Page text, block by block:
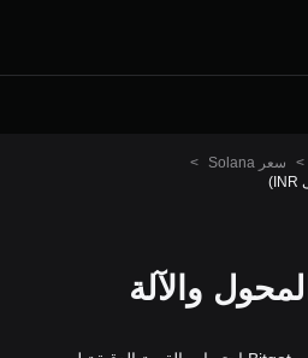
> سعر Solana
>
SOL إلى INR المحول والآلة